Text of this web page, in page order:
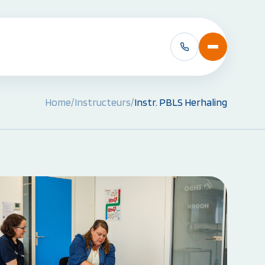
VCA Cursussen:
Basis
Alle VCA Cursussen bekijken
Home/Instructeurs/Instr. PBLS Herhaling